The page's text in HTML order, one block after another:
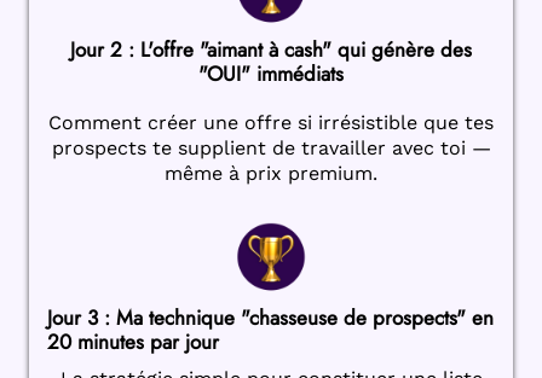
Jour 2 : L'offre "aimant à cash" qui génère des
"OUI" immédiats
Comment créer une offre si irrésistible que tes
prospects te supplient de travailler avec toi —
même à prix premium.
Jour 3 : Ma technique "chasseuse de prospects" en
20 minutes par jour